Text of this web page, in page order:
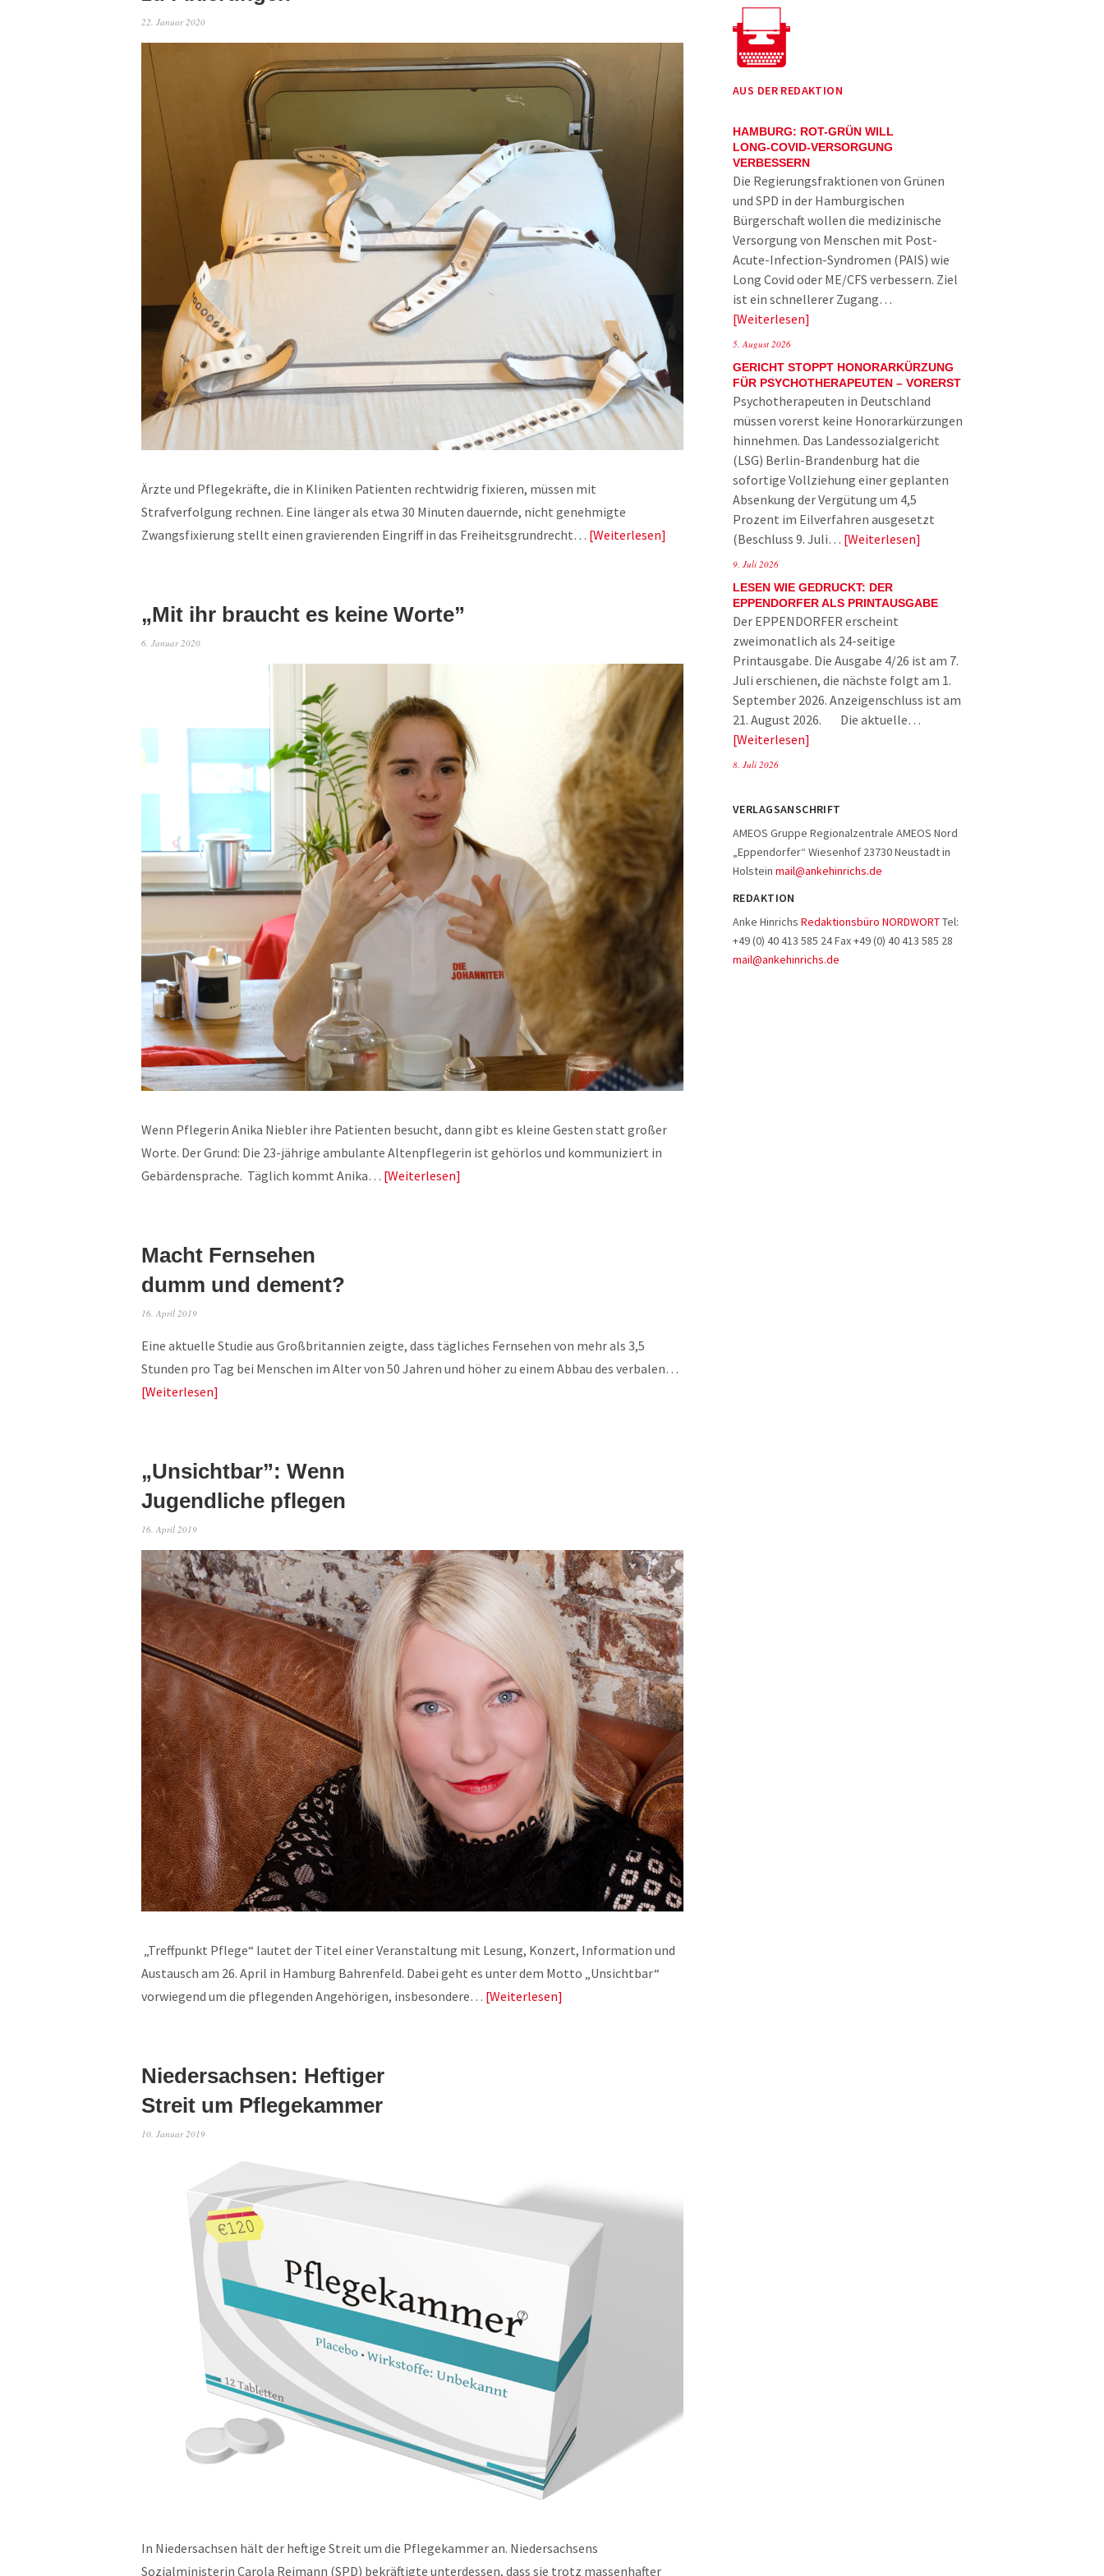
22. Januar 2020
Ärzte und Pflegekräfte, die in Kliniken Patienten rechtwidrig fixieren, müssen mit
Strafverfolgung rechnen. Eine länger als etwa 30 Minuten dauernde, nicht genehmigte
Zwangsfixierung stellt einen gravierenden Eingriff in das Freiheitsgrundrecht… Weiterlesen
„Mit ihr braucht es keine Worte”
6. Januar 2020
Wenn Pflegerin Anika Niebler ihre Patienten besucht, dann gibt es kleine Gesten statt großer
Worte. Der Grund: Die 23-jährige ambulante Altenpflegerin ist gehörlos und kommuniziert in
Gebärdensprache. Täglich kommt Anika… Weiterlesen
Macht Fernsehen
dumm und dement?
16. April 2019
Eine aktuelle Studie aus Großbritannien zeigte, dass tägliches Fernsehen von mehr als 3,5
Stunden pro Tag bei Menschen im Alter von 50 Jahren und höher zu einem Abbau des verbalen…
Weiterlesen
„Unsichtbar”: Wenn
Jugendliche pflegen
16. April 2019
„Treffpunkt Pflege“ lautet der Titel einer Veranstaltung mit Lesung, Konzert, Information und
Austausch am 26. April in Hamburg Bahrenfeld. Dabei geht es unter dem Motto „Unsichtbar“
vorwiegend um die pflegenden Angehörigen, insbesondere… Weiterlesen
Niedersachsen: Heftiger
Streit um Pflegekammer
10. Januar 2019
In Niedersachsen hält der heftige Streit um die Pflegekammer an. Niedersachsens
Sozialministerin Carola Reimann (SPD) bekräftigte unterdessen, dass sie trotz massenhafter
AUS DER REDAKTION
HAMBURG: ROT-GRÜN WILL
LONG-COVID-VERSORGUNG
VERBESSERN
Die Regierungsfraktionen von Grünen
und SPD in der Hamburgischen
Bürgerschaft wollen die medizinische
Versorgung von Menschen mit Post-
Acute-Infection-Syndromen (PAIS) wie
Long Covid oder ME/CFS verbessern. Ziel
ist ein schnellerer Zugang…
Weiterlesen
5. August 2026
GERICHT STOPPT HONORARKÜRZUNG
FÜR PSYCHOTHERAPEUTEN – VORERST
Psychotherapeuten in Deutschland
müssen vorerst keine Honorarkürzungen
hinnehmen. Das Landessozialgericht
(LSG) Berlin-Brandenburg hat die
sofortige Vollziehung einer geplanten
Absenkung der Vergütung um 4,5
Prozent im Eilverfahren ausgesetzt
(Beschluss 9. Juli… Weiterlesen
9. Juli 2026
LESEN WIE GEDRUCKT: DER
EPPENDORFER ALS PRINTAUSGABE
Der EPPENDORFER erscheint
zweimonatlich als 24-seitige
Printausgabe. Die Ausgabe 4/26 ist am 7.
Juli erschienen, die nächste folgt am 1.
September 2026. Anzeigenschluss ist am
21. August 2026. Die aktuelle…
Weiterlesen
8. Juli 2026
VERLAGSANSCHRIFT
AMEOS Gruppe Regionalzentrale AMEOS Nord
„Eppendorfer“ Wiesenhof 23730 Neustadt in
Holstein mail@ankehinrichs.de
REDAKTION
Anke Hinrichs Redaktionsbüro NORDWORTTel:
+49 (0) 40 413 585 24 Fax +49 (0) 40 413 585 28
mail@ankehinrichs.de